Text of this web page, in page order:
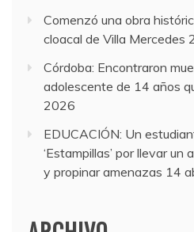
Comenzó una obra
cloacal de Villa Mercedes
Córdoba: Encontraron
adolescente de 14 años
2026
EDUCACIÓN: Un
‘Estampillas’ por llevar un
y propinar amenazas 14